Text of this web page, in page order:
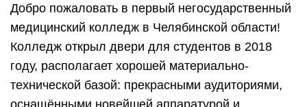
Добро пожаловать в первый негосударственный
медицинский колледж в Челябинской области!
Колледж открыл двери для студентов в 2018
году, располагает хорошей материально-
технической базой: прекрасными аудиториями,
оснащёнными новейшей аппаратурой и